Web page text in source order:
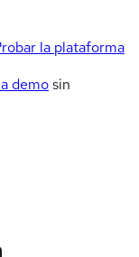
la plataforma
demosin